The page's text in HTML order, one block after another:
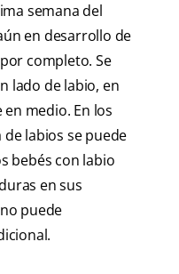
semana del
en desarrollo de
completo. Se
lado de labio, en
medio. En los
labios se puede
bebés con labio
en sus
puede